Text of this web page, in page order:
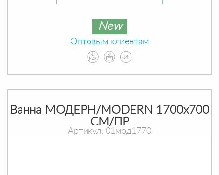
New
Оптовым клиентам
Ванна МОДЕРН/MODERN 1700х700
СМ/ПР
Артикул: 01мод1770